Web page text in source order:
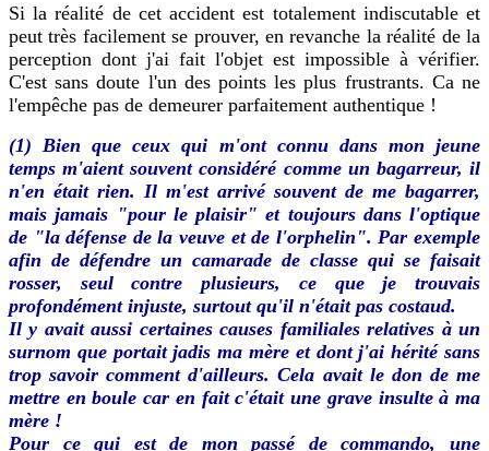
Si la réalité de cet accident est totalement indiscutable et
peut très facilement se prouver, en revanche la réalité de la
perception dont j'ai fait l'objet est impossible à vérifier.
C'est sans doute l'un des points les plus frustrants. Ca ne
l'empêche pas de demeurer parfaitement authentique !
(1) Bien que ceux qui m'ont connu dans mon jeune
temps m'aient souvent considéré comme un bagarreur, il
n'en était rien. Il m'est arrivé souvent de me bagarrer,
mais jamais "pour le plaisir" et toujours dans l'optique
de "la défense de la veuve et de l'orphelin". Par exemple
afin de défendre un camarade de classe qui se faisait
rosser, seul contre plusieurs, ce que je trouvais
profondément injuste, surtout qu'il n'était pas costaud.
Il y avait aussi certaines causes familiales relatives à un
surnom que portait jadis ma mère et dont j'ai hérité sans
trop savoir comment d'ailleurs. Cela avait le don de me
mettre en boule car en fait c'était une grave insulte à ma
mère !
Pour ce qui est de mon passé de commando, une